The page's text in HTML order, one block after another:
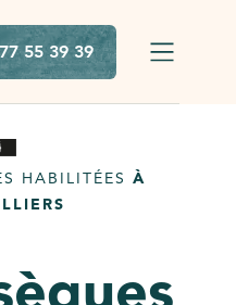
55 39 39
HABILITÉES À